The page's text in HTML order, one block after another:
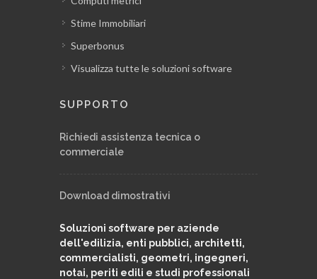
Stime Immobiliari
Superbonus
Visualizza tutte le soluzioni software
SUPPORTO
Richiedi assistenza tecnica o
commerciale
Download dimostrativi
Soluzioni software per aziende
dell'edilizia, enti pubblici, architetti,
commercialisti, geometri, ingegneri,
notai, periti edili e studi professionali